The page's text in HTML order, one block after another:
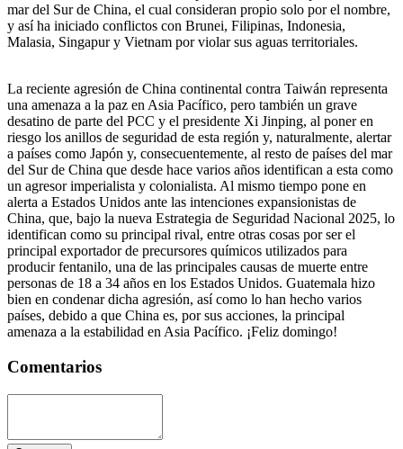
mar del Sur de China, el cual consideran propio solo por el nombre,
y así ha iniciado conflictos con Brunei, Filipinas, Indonesia,
Malasia, Singapur y Vietnam por violar sus aguas territoriales.
La reciente agresión de China continental contra Taiwán representa
una amenaza a la paz en Asia Pacífico, pero también un grave
desatino de parte del PCC y el presidente Xi Jinping, al poner en
riesgo los anillos de seguridad de esta región y, naturalmente, alertar
a países como Japón y, consecuentemente, al resto de países del mar
del Sur de China que desde hace varios años identifican a esta como
un agresor imperialista y colonialista. Al mismo tiempo pone en
alerta a Estados Unidos ante las intenciones expansionistas de
China, que, bajo la nueva Estrategia de Seguridad Nacional 2025, lo
identifican como su principal rival, entre otras cosas por ser el
principal exportador de precursores químicos utilizados para
producir fentanilo, una de las principales causas de muerte entre
personas de 18 a 34 años en los Estados Unidos. Guatemala hizo
bien en condenar dicha agresión, así como lo han hecho varios
países, debido a que China es, por sus acciones, la principal
amenaza a la estabilidad en Asia Pacífico. ¡Feliz domingo!
Comentarios